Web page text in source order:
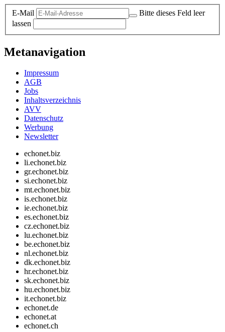
E-Mail
Bitte dieses Feld leer
lassen
Metanavigation
Impressum
AGB
Jobs
Inhaltsverzeichnis
AVV
Datenschutz
Werbung
Newsletter
echonet.biz
li.echonet.biz
gr.echonet.biz
si.echonet.biz
mt.echonet.biz
is.echonet.biz
ie.echonet.biz
es.echonet.biz
cz.echonet.biz
lu.echonet.biz
be.echonet.biz
nl.echonet.biz
dk.echonet.biz
hr.echonet.biz
sk.echonet.biz
hu.echonet.biz
it.echonet.biz
echonet.de
echonet.at
echonet.ch